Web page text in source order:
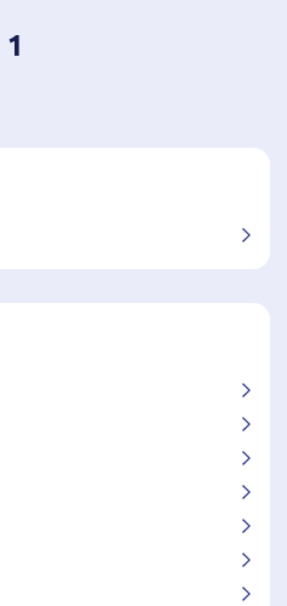
1